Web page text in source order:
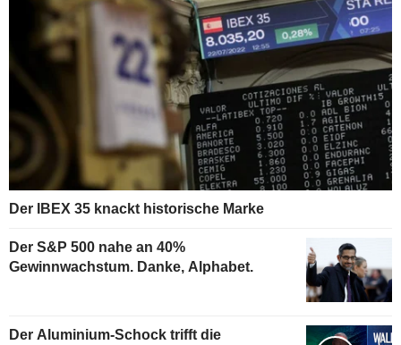
Der IBEX 35 knackt historische Marke
Der S&P 500 nahe an 40%
Gewinnwachstum. Danke, Alphabet.
Der Aluminium-Schock trifft die